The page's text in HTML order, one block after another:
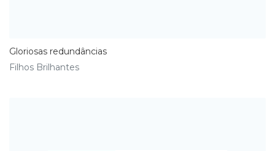
Gloriosas redundâncias
Filhos Brilhantes